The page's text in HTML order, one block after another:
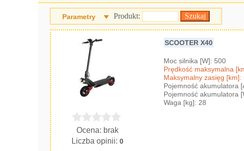
Parametry Produkt:
SCOOTER X40
Ocena: brak
Liczba opinii:0
Moc silnika [W]: 500
Prędkość maksymalna
Maksymalny zasięg [km]:
Pojemność akumulatora
Pojemność akumulatora
Waga [kg]: 28